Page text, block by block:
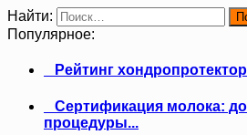
Найти:
Популярное:
Рейтинг
Сертификация молока:
процедуры...